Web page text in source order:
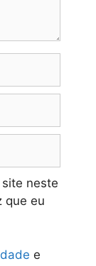
neste
que eu
e